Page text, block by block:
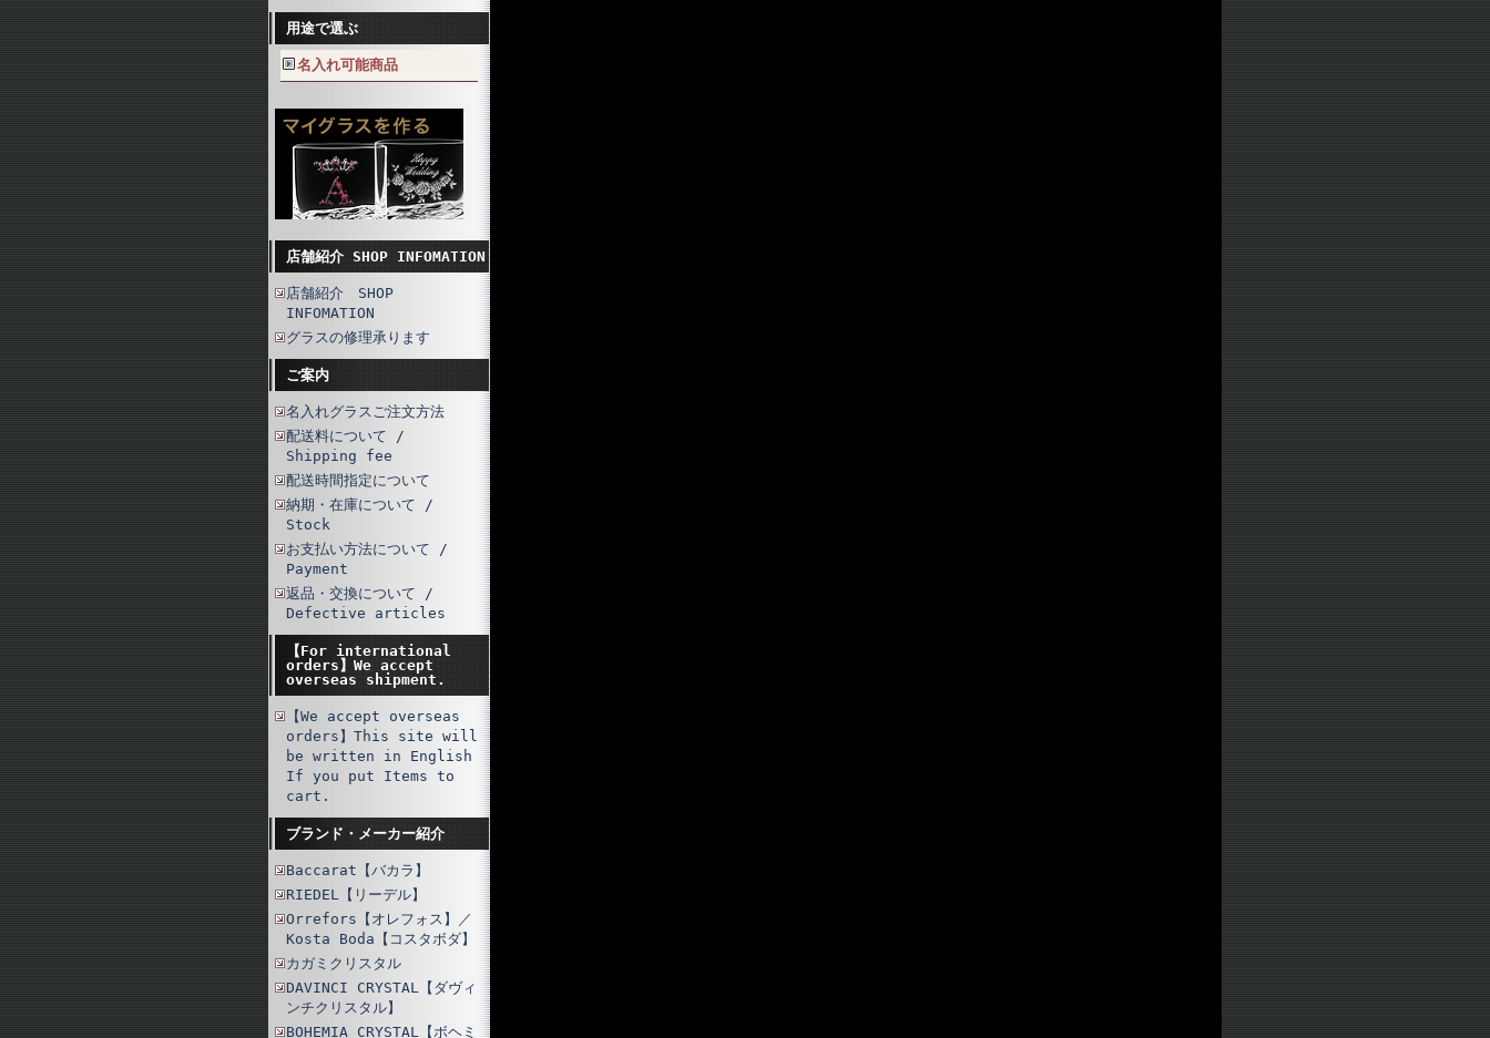
用途で選ぶ
名入れ可能商品
店舗紹介 SHOP INFOMATION
店舗紹介 SHOP
INFOMATION
グラスの修理承ります
ご案内
名入れグラスご注文方法
配送料について /
Shipping fee
配送時間指定について
納期・在庫について /
Stock
お支払い方法について /
Payment
返品・交換について /
Defective articles
【For international
orders】We accept
overseas shipment.
【We accept overseas
orders】This site will
be written in English
If you put Items to
cart.
ブランド・メーカー紹介
Baccarat【バカラ】
RIEDEL【リーデル】
Orrefors【オレフォス】／
Kosta Boda【コスタボダ】
カガミクリスタル
DAVINCI CRYSTAL【ダヴィ
ンチクリスタル】
BOHEMIA CRYSTAL【ボヘミ